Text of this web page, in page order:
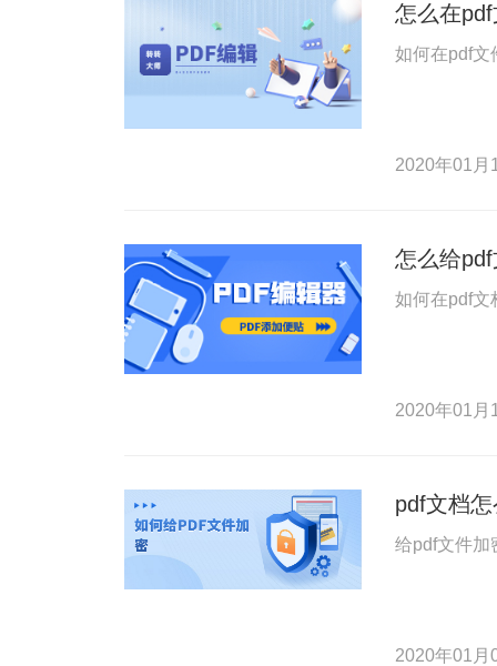
怎么在
如何在pdf文
2020年01月
怎么给
如何在pdf文
2020年01月
pdf文档
给pdf文件加
2020年01月